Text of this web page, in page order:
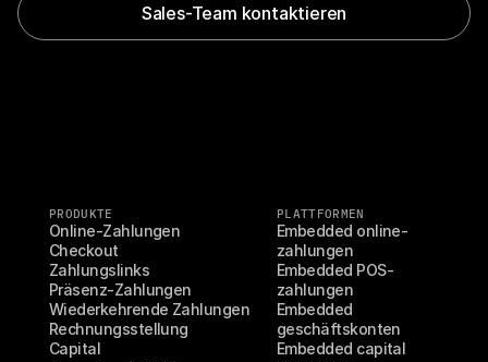
Sales-Team kontaktieren
PRODUKTE
Online-Zahlungen
Checkout
Zahlungslinks
Präsenz-Zahlungen
Wiederkehrende Zahlungen
Rechnungsstellung
Capital
PLATTFORMEN
Embedded online-
zahlungen
Embedded POS-
zahlungen
Embedded
geschäftskonten
Embedded capital